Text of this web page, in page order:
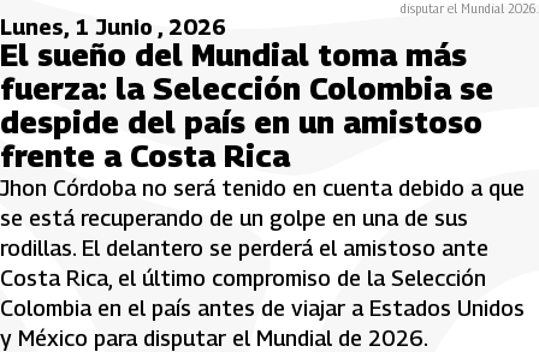
disputar el Mundial 2026.
Lunes, 1 Junio , 2026
El sueño del Mundial toma más
fuerza: la Selección Colombia se
despide del país en un amistoso
frente a Costa Rica
Jhon Córdoba no será tenido en cuenta debido a que
se está recuperando de un golpe en una de sus
rodillas. El delantero se perderá el amistoso ante
Costa Rica, el último compromiso de la Selección
Colombia en el país antes de viajar a Estados Unidos
y México para disputar el Mundial de 2026.